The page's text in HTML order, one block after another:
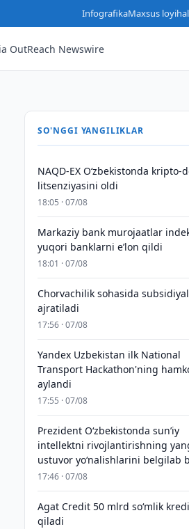
InfografikaMaxsus
OutReach Newswire
SO'NGGI YANGILIKLAR
NAQD-EX O‘zbekistonda kripto-
litsenziyasini oldi
18:05 · 07/08
Markaziy bank murojaatlar
yuqori banklarni eʼlon qildi
18:01 · 07/08
Chorvachilik sohasida
ajratiladi
17:56 · 07/08
Yandex Uzbekistan ilk National
Transport Hackathon'ning
aylandi
17:55 · 07/08
Prezident Oʻzbekistonda sunʼiy
intellektni rivojlantirishning
ustuvor yoʻnalishlarini belgilab
17:46 · 07/08
Agat Credit 50 mlrd so‘mlik
qiladi